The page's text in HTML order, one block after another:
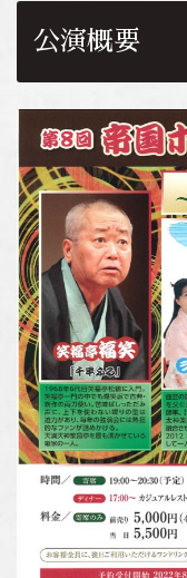
公演概要